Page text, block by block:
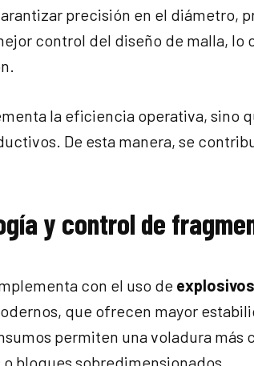
precisión en el diámetro,
control del diseño de malla, lo
la eficiencia operativa, sino
De esta manera, se
y control de
con el uso de
que ofrecen mayor
permiten una voladura